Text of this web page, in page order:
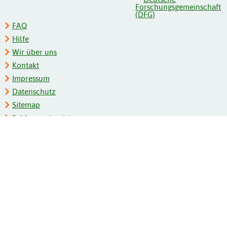
FAQ
Hilfe
Wir über uns
Kontakt
Impressum
Datenschutz
Sitemap
Schlagwortregister